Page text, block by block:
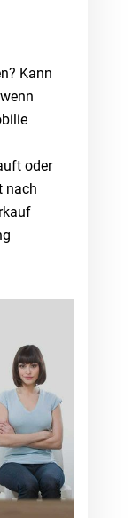
Kann
oder
nach